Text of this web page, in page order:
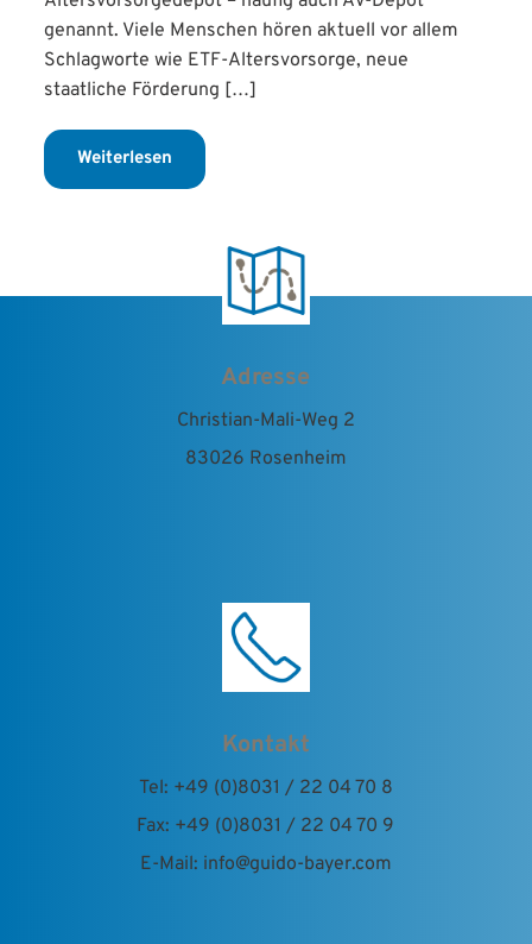
genannt. Viele Menschen hören aktuell vor allem
Schlagworte wie ETF-Altersvorsorge, neue
staatliche Förderung […]
Weiterlesen
Adresse
Christian-Mali-Weg 2
83026 Rosenheim
Kontakt
Tel: +49 (0)8031 / 22 04 70 8
Fax: +49 (0)8031 / 22 04 70 9
E-Mail: info@guido-bayer.com